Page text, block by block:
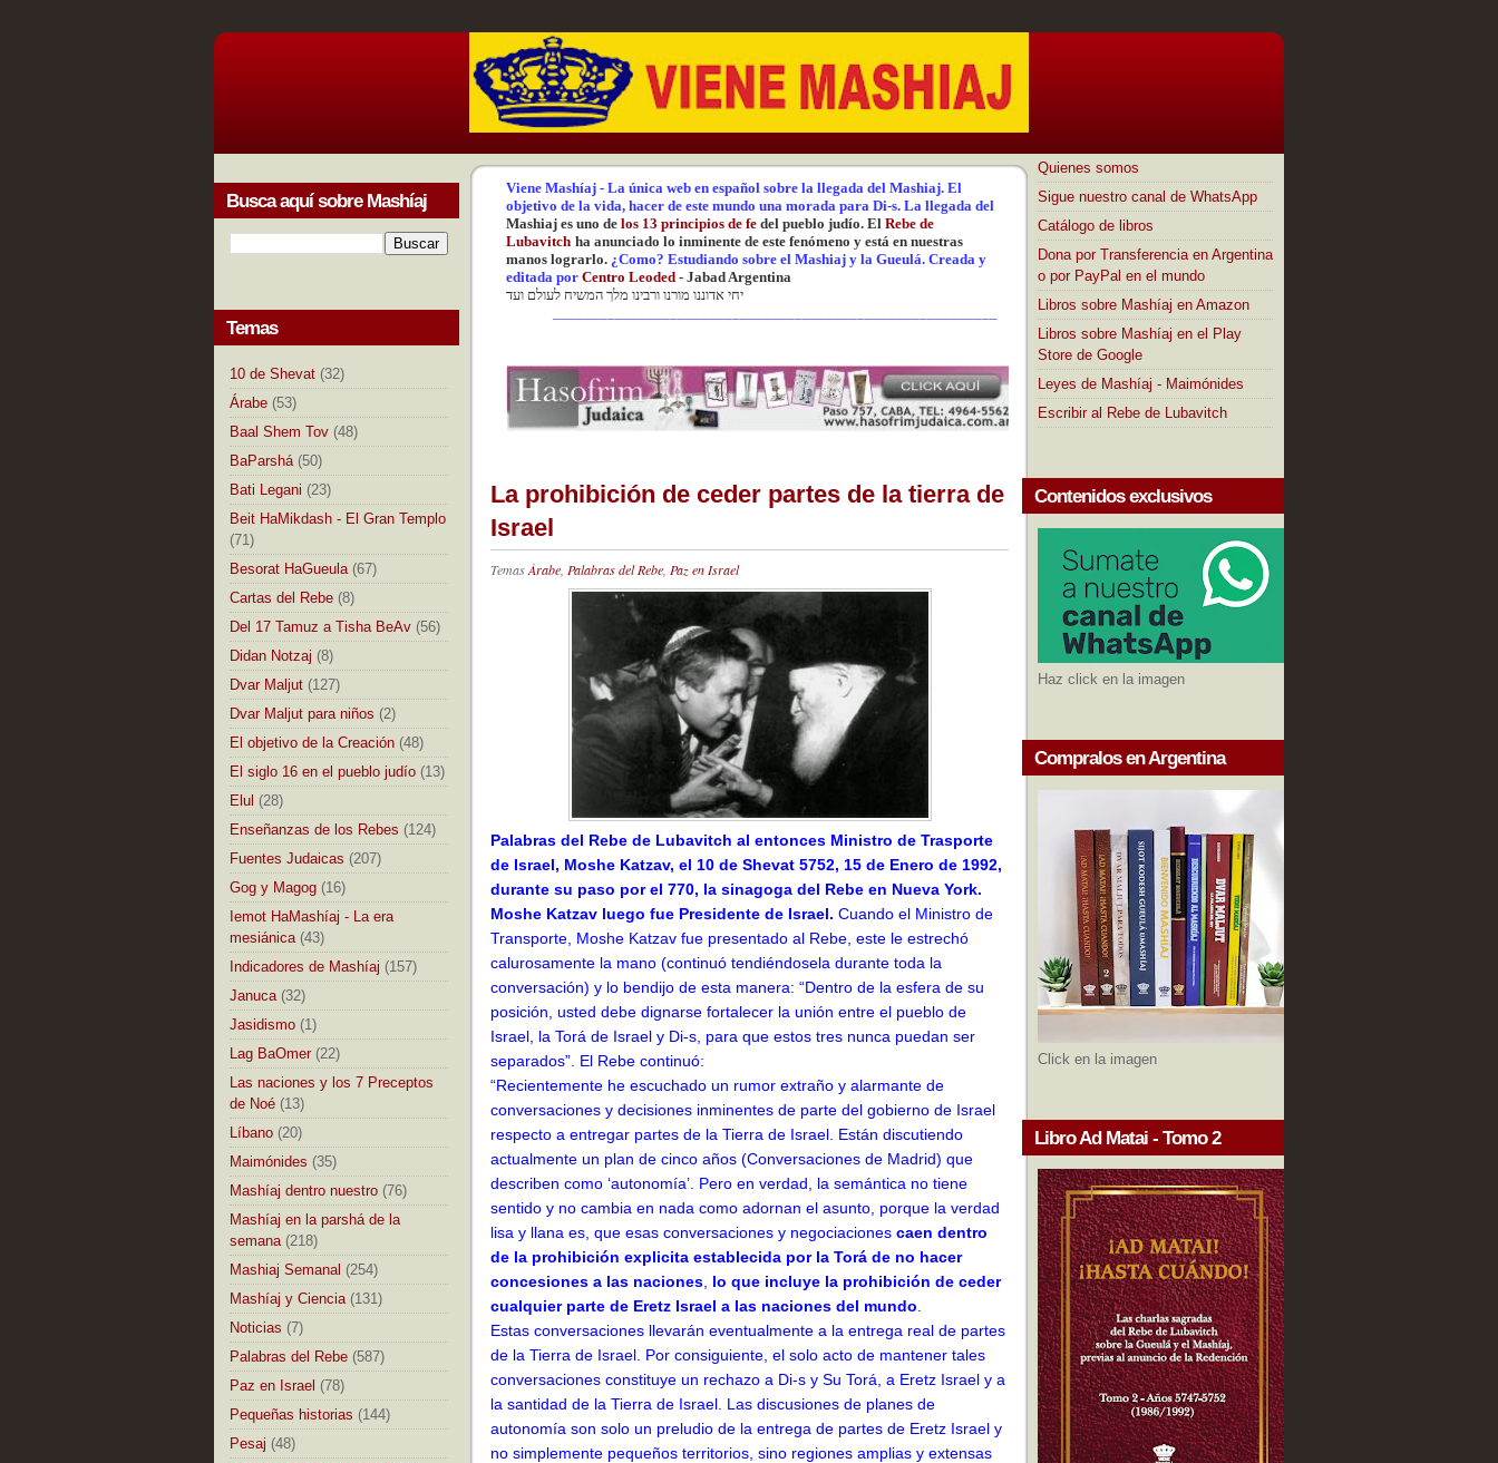
Busca aquí sobre Mashíaj
Temas
10 de Shevat (32)
Árabe (53)
Baal Shem Tov (48)
BaParshá (50)
Bati Legani (23)
Beit HaMikdash - El Gran Templo
(71)
Besorat HaGueula (67)
Cartas del Rebe (8)
Del 17 Tamuz a Tisha BeAv (56)
Didan Notzaj (8)
Dvar Maljut (127)
Dvar Maljut para niños (2)
El objetivo de la Creación (48)
El siglo 16 en el pueblo judío (13)
Elul (28)
Enseñanzas de los Rebes (124)
Fuentes Judaicas (207)
Gog y Magog (16)
Iemot HaMashíaj - La era
mesiánica (43)
Indicadores de Mashíaj (157)
Januca (32)
Jasidismo (1)
Lag BaOmer (22)
Las naciones y los 7 Preceptos
de Noé (13)
Líbano (20)
Maimónides (35)
Mashíaj dentro nuestro (76)
Mashíaj en la parshá de la
semana (218)
Mashiaj Semanal (254)
Mashíaj y Ciencia (131)
Noticias (7)
Palabras del Rebe (587)
Paz en Israel (78)
Pequeñas historias (144)
Pesaj (48)
Viene Mashíaj - La única web en español sobre la llegada del Mashiaj. El
objetivo de la vida, hacer de este mundo una morada para Di-s. La llegada del
Mashiaj es uno de los 13 principios de fe del pueblo judío. El Rebe de
Lubavitch ha anunciado lo inminente de este fenómeno y está en nuestras
manos lograrlo. ¿Como? Estudiando sobre el Mashiaj y la Gueulá. Creada y
editada por Centro Leoded - Jabad Argentina
יחי אדוננו מורנו ורבינו מלך המשיח לעולם ועד
La prohibición de ceder partes de la tierra de
Israel
TemasÁrabe Palabras del Rebe Paz en Israel
Palabras del Rebe de Lubavitch al entonces Ministro de Trasporte
de Israel, Moshe Katzav, el 10 de Shevat 5752, 15 de Enero de 1992,
durante su paso por el 770, la sinagoga del Rebe en Nueva York.
Moshe Katzav luego fue Presidente de Israel. Cuando el Ministro de
Transporte, Moshe Katzav fue presentado al Rebe, este le estrechó
calurosamente la mano (continuó tendiéndosela durante toda la
conversación) y lo bendijo de esta manera: “Dentro de la esfera de su
posición, usted debe dignarse fortalecer la unión entre el pueblo de
Israel, la Torá de Israel y Di-s, para que estos tres nunca puedan ser
separados”. El Rebe continuó:
“Recientemente he escuchado un rumor extraño y alarmante de
conversaciones y decisiones inminentes de parte del gobierno de Israel
respecto a entregar partes de la Tierra de Israel. Están discutiendo
actualmente un plan de cinco años (Conversaciones de Madrid) que
describen como ‘autonomía’. Pero en verdad, la semántica no tiene
sentido y no cambia en nada como adornan el asunto, porque la verdad
lisa y llana es, que esas conversaciones y negociaciones caen dentro
de la prohibición explicita establecida por la Torá de no hacer
concesiones a las naciones lo que incluye la prohibición de ceder
cualquier parte de Eretz Israel a las naciones del mundo
Estas conversaciones llevarán eventualmente a la entrega real de partes
de la Tierra de Israel. Por consiguiente, el solo acto de mantener tales
conversaciones constituye un rechazo a Di-s y Su Torá, a Eretz Israel y a
la santidad de la Tierra de Israel. Las discusiones de planes de
autonomía son solo un preludio de la entrega de partes de Eretz Israel y
no simplemente pequeños territorios, sino regiones amplias y extensas
Quienes somos
Sigue nuestro canal de WhatsApp
Catálogo de libros
Dona por Transferencia en Argentina
o por PayPal en el mundo
Libros sobre Mashíaj en Amazon
Libros sobre Mashíaj en el Play
Store de Google
Leyes de Mashíaj - Maimónides
Escribir al Rebe de Lubavitch
Contenidos exclusivos
Haz click en la imagen
Compralos en Argentina
Click en la imagen
Libro Ad Matai - Tomo 2